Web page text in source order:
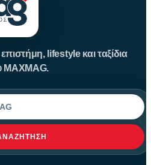
lifestyle και ταξίδια
MAXMAG.